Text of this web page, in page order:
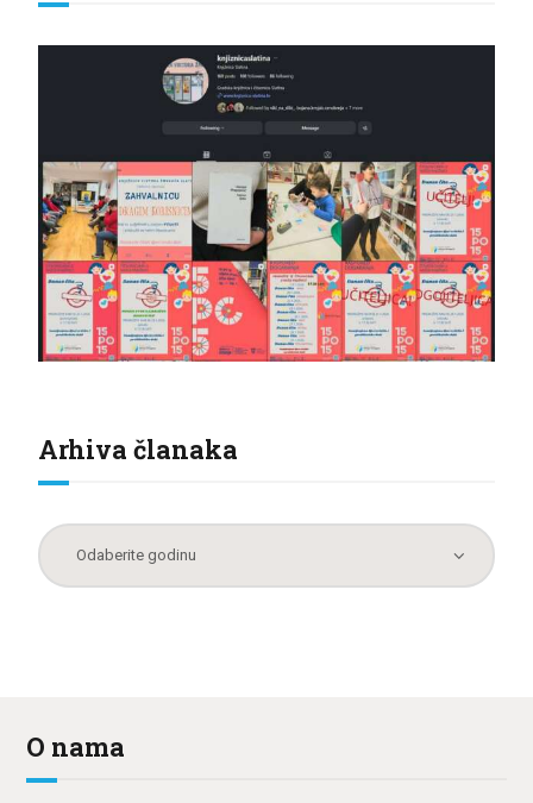
Arhiva članaka
O nama